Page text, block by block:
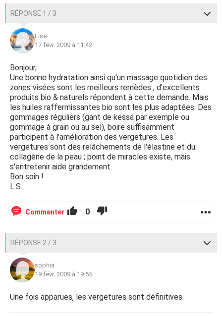
RÉPONSE 1 / 3
Lise
17 févr. 2009 à 11:42
Bonjour,
Une bonne hydratation ainsi qu'un massage quotidien des
zones visées sont les meilleurs remèdes ; d'excellents
produits bio & naturels répondent à cette demande. Mais
les huiles raffermissantes bio sont les plus adaptées. Des
gommages réguliers (gant de kessa par exemple ou
gommage à grain ou au sel), boire suffisamment
participent à l'amélioration des vergetures. Les
vergetures sont des relâchements de l'élastine et du
collagène de la peau ; point de miracles existe, mais
s'entretenir aide grandement.
Bon soin !
L.S
Commenter 0
RÉPONSE 2 / 3
sophia
19 févr. 2009 à 19:55
Une fois apparues, les vergetures sont définitives.